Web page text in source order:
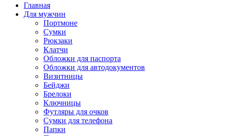
Главная
Для мужчин
Портмоне
Сумки
Рюкзаки
Клатчи
Обложки для паспорта
Обложки для автодокументов
Визитницы
Бейджи
Брелоки
Ключницы
Футляры для очков
Сумки для телефона
Папки